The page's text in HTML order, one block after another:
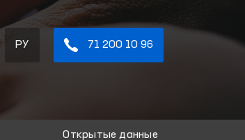
РУ 71 200 10 96
Открытые данные